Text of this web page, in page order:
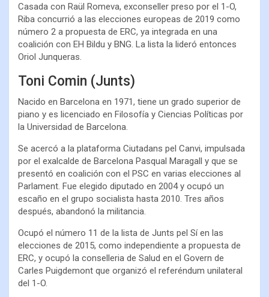
Casada con Raül Romeva, exconseller preso por el 1-O,
Riba concurrió a las elecciones europeas de 2019 como
número 2 a propuesta de ERC, ya integrada en una
coalición con EH Bildu y BNG. La lista la lideró entonces
Oriol Junqueras.
Toni Comin (Junts)
Nacido en Barcelona en 1971, tiene un grado superior de
piano y es licenciado en Filosofía y Ciencias Políticas por
la Universidad de Barcelona.
Se acercó a la plataforma Ciutadans pel Canvi, impulsada
por el exalcalde de Barcelona Pasqual Maragall y que se
presentó en coalición con el PSC en varias elecciones al
Parlament. Fue elegido diputado en 2004 y ocupó un
escaño en el grupo socialista hasta 2010. Tres años
después, abandonó la militancia.
Ocupó el número 11 de la lista de Junts pel Sí en las
elecciones de 2015, como independiente a propuesta de
ERC, y ocupó la conselleria de Salud en el Govern de
Carles Puigdemont que organizó el referéndum unilateral
del 1-O.